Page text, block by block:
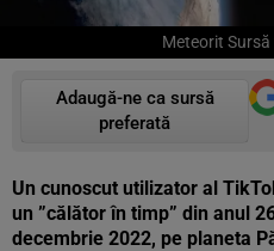
Meteorit
Adaugă-ne ca sursă
preferată
Un cunoscut utilizator al
un ”călător în timp” din anul
decembrie 2022, pe planeta